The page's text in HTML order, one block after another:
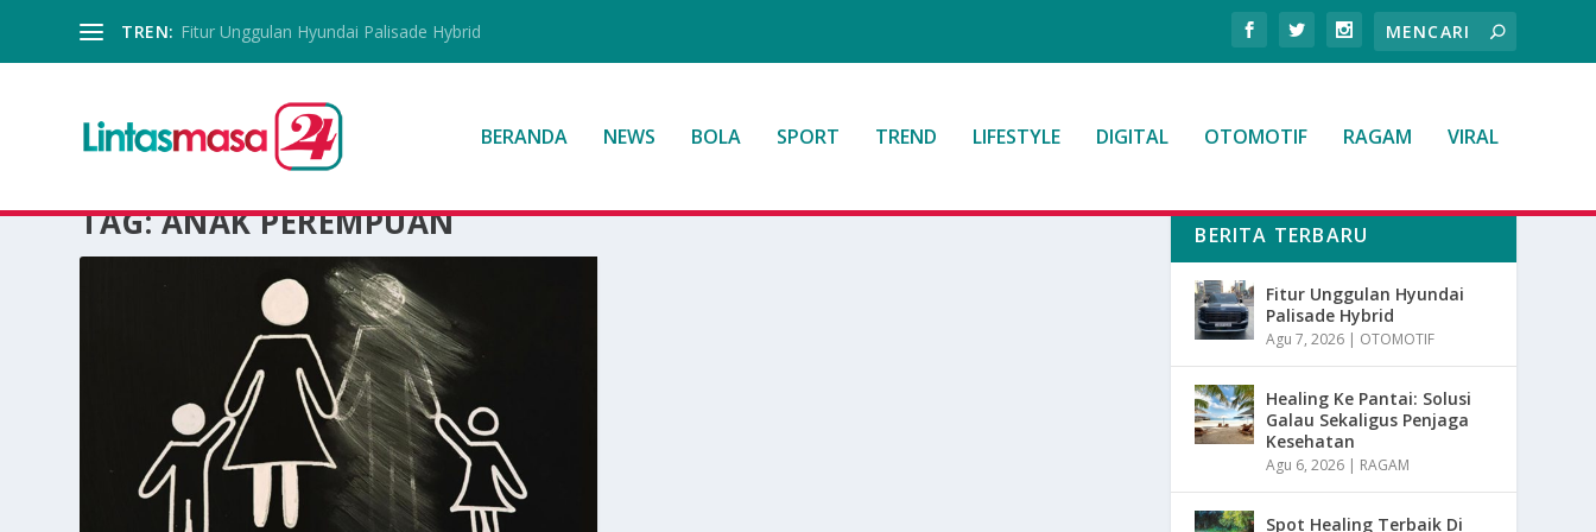
TREN: Fitur Unggulan Hyundai Palisade Hybrid
BERANDA NEWS BOLA SPORT TREND LIFESTYLE DIGITAL OTOMOTIF RAGAM VIRAL
TAG:ANAK PEREMPUAN BERITA TERBARU
Fitur Unggulan Hyundai
Palisade Hybrid
Agu 7, 2026 | OTOMOTIF
Healing Ke Pantai: Solusi
Galau Sekaligus Penjaga
Kesehatan
Agu 6, 2026 | RAGAM
Spot Healing Terbaik Di